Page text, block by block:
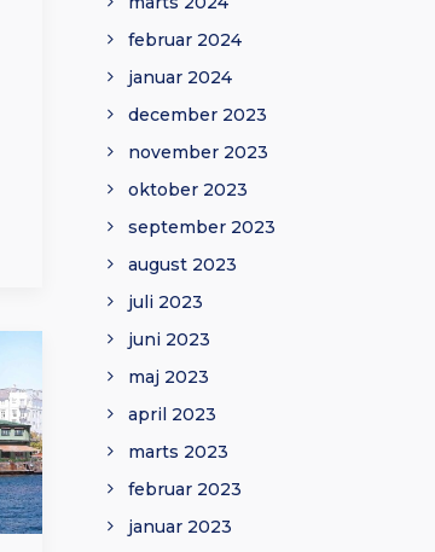
februar 2024
januar 2024
december 2023
november 2023
oktober 2023
september 2023
august 2023
juli 2023
juni 2023
maj 2023
april 2023
marts 2023
februar 2023
januar 2023